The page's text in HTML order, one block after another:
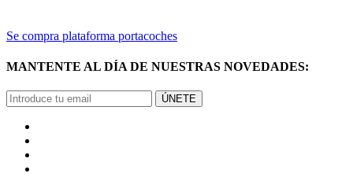
Se compra plataforma portacoches
MANTENTE AL DÍA DE NUESTRAS NOVEDADES:
ÚNETE